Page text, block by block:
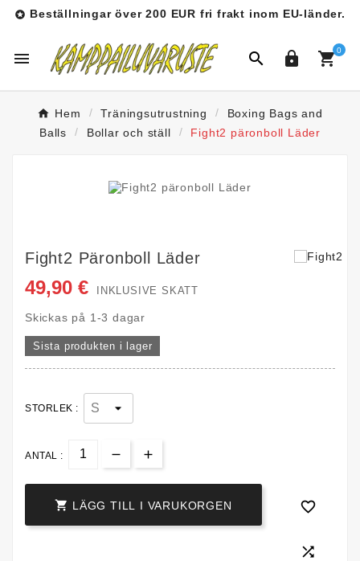
 Beställningar över 200 EUR fri frakt inom EU-länder.
   0
Hem Träningsutrustning
Boxing Bags and
Balls
Bollar och ställ Fight2 päronboll Läder
Fight2 Päronboll Läder
49,90 € INKLUSIVE SKATT
Skickas på 1-3 dagar
Sista produkten i lager
STORLEK :
ANTAL :
 LÄGG TILL I VARUKORGEN 
